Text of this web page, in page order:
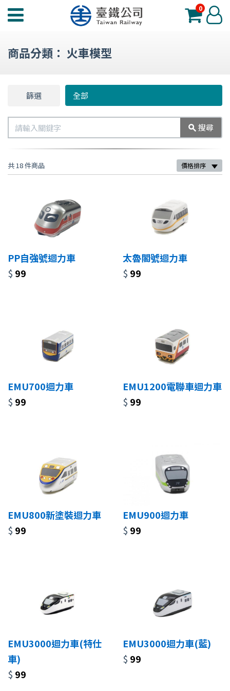
臺
工
選
單
0 登
入
商品分類： 火車模型
篩選 全部
選
搜尋
共 18 件商品 價格排序
PP自強號迴力車
$ 99
太魯閣號迴力車
$ 99
EMU700迴力車
$ 99
EMU1200電聯車迴力車
$ 99
EMU800新塗裝迴力車
$ 99
EMU900迴力車
$ 99
EMU3000迴力車(特仕
車)
$ 99
EMU3000迴力車(藍)
$ 99